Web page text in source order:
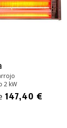
2 kW
147,40 €